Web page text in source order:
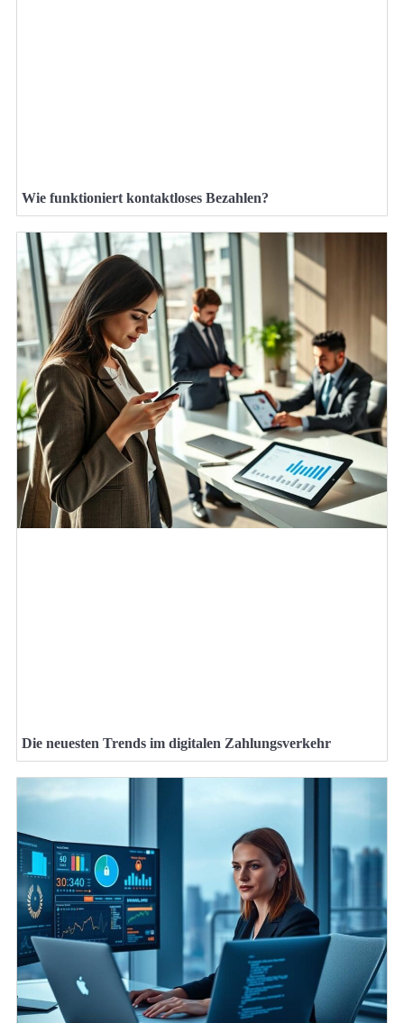
Wie funktioniert kontaktloses Bezahlen?
Die neuesten Trends im digitalen Zahlungsverkehr